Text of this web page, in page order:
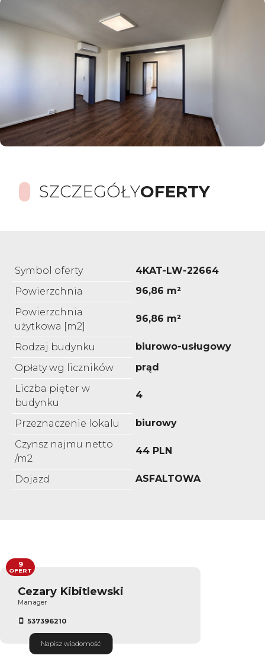
SZCZEGÓŁYOFERTY
Symbol oferty
4KAT-LW-22664
Powierzchnia
96,86 m²
Powierzchnia
użytkowa [m2]
96,86 m²
Rodzaj budynku
biurowo-usługowy
Opłaty wg liczników
prąd
Liczba pięter w
budynku
4
Przeznaczenie lokalu
biurowy
Czynsz najmu netto
/m2
44 PLN
Dojazd ASFALTOWA
Cezary Kibitlewski
Manager
537396210
Napisz wiadomość
9
OFERT